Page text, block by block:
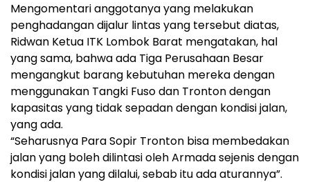
Mengomentari anggotanya yang melakukan
penghadangan dijalur lintas yang tersebut diatas,
Ridwan Ketua ITK Lombok Barat mengatakan, hal
yang sama, bahwa ada Tiga Perusahaan Besar
mengangkut barang kebutuhan mereka dengan
menggunakan Tangki Fuso dan Tronton dengan
kapasitas yang tidak sepadan dengan kondisi jalan,
yang ada.
“Seharusnya Para Sopir Tronton bisa membedakan
jalan yang boleh dilintasi oleh Armada sejenis dengan
kondisi jalan yang dilalui, sebab itu ada aturannya”.